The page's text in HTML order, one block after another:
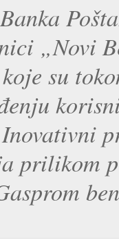
„Novi
su
prilikom